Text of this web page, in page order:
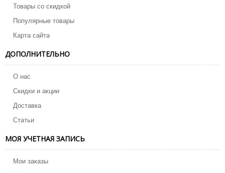
Товары со скидкой
Популярные товары
Карта сайта
ДОПОЛНИТЕЛЬНО
О нас
Скидки и акции
Доставка
Статьи
МОЯ УЧЕТНАЯ ЗАПИСЬ
Мои заказы